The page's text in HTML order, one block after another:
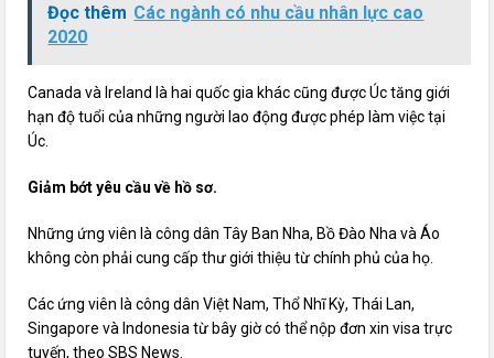
Đọc thêm Các ngành có nhu cầu nhân lực cao
2020
Canada và Ireland là hai quốc gia khác cũng được Úc tăng giới
hạn độ tuổi của những người lao động được phép làm việc tại
Úc.
Giảm bớt yêu cầu về hồ sơ.
Những ứng viên là công dân Tây Ban Nha, Bồ Đào Nha và Áo
không còn phải cung cấp thư giới thiệu từ chính phủ của họ.
Các ứng viên là công dân Việt Nam, Thổ Nhĩ Kỳ, Thái Lan,
Singapore và Indonesia từ bây giờ có thể nộp đơn xin visa trực
tuyến, theo SBS News.